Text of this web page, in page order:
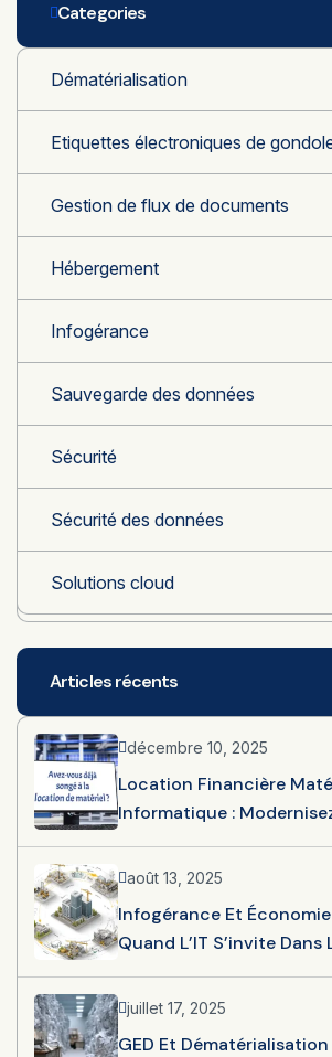
Categories
Dématérialisation
Etiquettes électroniques de
Gestion de flux de documents
Hébergement
Infogérance
Sauvegarde des données
Sécurité
Sécurité des données
Solutions cloud
Articles récents
décembre 10, 2025
Location Financière
Informatique :
août 13, 2025
Infogérance Et
Quand L’IT S’invite
juillet 17, 2025
GED Et Dématérialisation